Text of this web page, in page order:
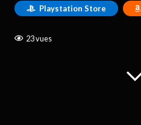
Playstation Store
23vues